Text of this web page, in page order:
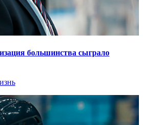
большинства сыграло